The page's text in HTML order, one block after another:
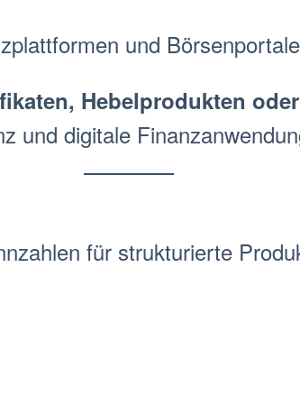
und Börse
n, Hebelprodukten oder
und digitale
für strukturierte